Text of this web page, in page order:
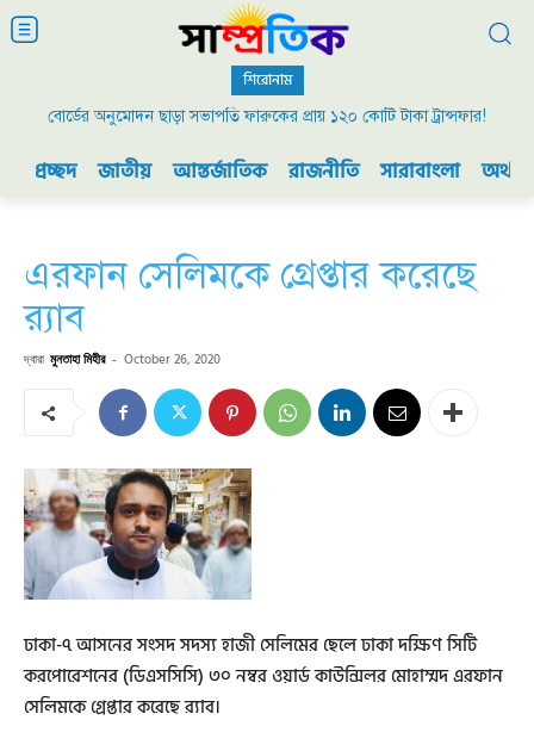
শিরোনাম
বোর্ডের অনুমোদন ছাড়া সভাপতি ফারুকের প্রায় ১২০ কোটি টাকা ট্রান্সফার!
প্রচ্ছদ জাতীয় আন্তর্জাতিক রাজনীতি সারাবাংলা
এরফান সেলিমকে গ্রেপ্তার করেছে
র‍্যাব
দ্বারা মুনতাহা মিহীর - October 26, 2020
ঢাকা-৭ আসনের সংসদ সদস্য হাজী সেলিমের ছেলে ঢাকা দক্ষিণ সিটি
করপোরেশনের (ডিএসসিসি) ৩০ নম্বর ওয়ার্ড কাউন্সিলর মোহাম্মদ এরফান
সেলিমকে গ্রেপ্তার করেছে র‍্যাব।